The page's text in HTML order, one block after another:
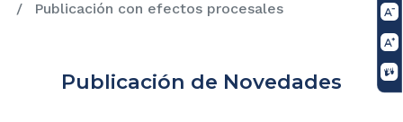
Publicación con efectos procesales
Publicación de Novedades